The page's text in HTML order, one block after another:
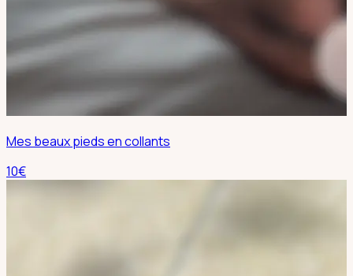
Mes beaux pieds en collants
10€